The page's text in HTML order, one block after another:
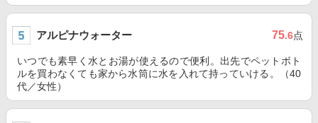
アルピナウォーター 75.6点
いつでも素早く水とお湯が使えるので便利。出先でペットボト
ルを買わなくても家から水筒に水を入れて持っていける。（40
代／女性）